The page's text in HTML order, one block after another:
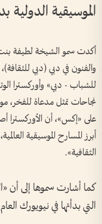
الموسيقية
أكدت سمو الشيخة لطيفة
والفنون في دبي (دبي
للشباب - دبي» وأوركسترا
نجاحات تمثل مدعاة للفخر،
على «إكس»، أن الأوركسترا
أبرز المسارح الموسيقية
الثقافية».
كما أشارت سموها إلى أن
التي بدأتها في نيويورك